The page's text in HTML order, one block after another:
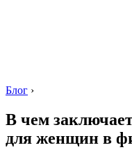
Блог ›
В чем
для женщин в